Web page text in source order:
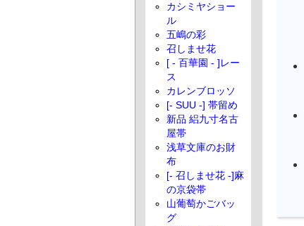
カシミヤショー
ル
五嶋の彩
召しませ花
[ - 百華園 - ]レー
ス
カレンブロッソ
[- SUU -] 帯留め
新品 絽九寸名古
屋帯
浅草文庫のお財
布
[- 召しませ花 -]麻
の京袋帯
山葡萄かごバッ
グ